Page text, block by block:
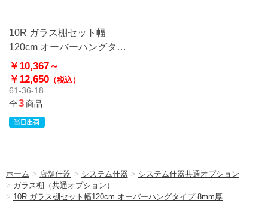
10R ガラス棚セット幅
120cm オーバーハングタイ
プ 8mm厚
￥10,367～
￥12,650 （税込）
61-36-18
全3商品
ホーム > 店舗什器 > システム什器 > システム什器共通オプション
> ガラス棚（共通オプション）
> 10R ガラス棚セット幅120cm オーバーハングタイプ 8mm厚